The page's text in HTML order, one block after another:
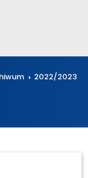
2022/2023